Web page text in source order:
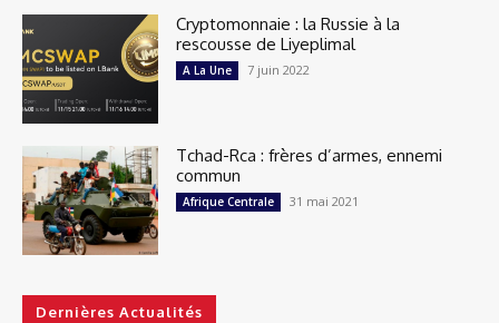
Cryptomonnaie : la Russie à la
rescousse de Liyeplimal
A La Une 7 juin 2022
Tchad-Rca : frères d’armes, ennemi
commun
Afrique Centrale 31 mai 2021
Dernières Actualités